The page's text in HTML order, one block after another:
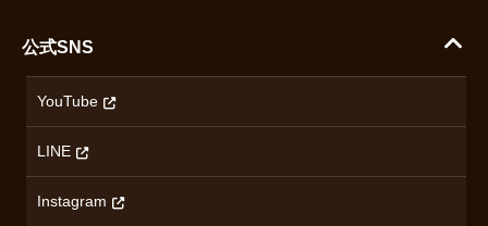
配送・送料について
ハラダの保証とアフターサービス
セイコー
カシオ
オリエントスター
沿革
特定商取引法に基づく表記
プライバシーポリシー
公式SNS
YouTube
LINE
Instagram